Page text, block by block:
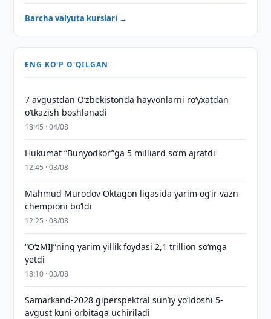
Barcha valyuta kurslari →
ENG KO'P O'QILGAN
7 avgustdan O‘zbekistonda hayvonlarni ro‘yxatdan
o‘tkazish boshlanadi
18:45 · 04/08
Hukumat “Bunyodkor”ga 5 milliard so‘m ajratdi
12:45 · 03/08
Mahmud Murodov Oktagon ligasida yarim og‘ir vazn
chempioni bo‘ldi
12:25 · 03/08
“O‘zMIJ”ning yarim yillik foydasi 2,1 trillion so‘mga
yetdi
18:10 · 03/08
Samarkand-2028 giperspektral sun’iy yo‘ldoshi 5-
avgust kuni orbitaga uchiriladi